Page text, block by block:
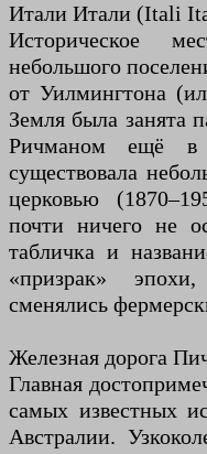
Итали Итали (Itali
Историческое
небольшого
от Уилмингтона
Земля была занята
Ричманом ещё в
существовала
церковью
почти ничего не
табличка и
«призрак»
сменялись
Железная дорога
Главная
самых известных
Австралии.